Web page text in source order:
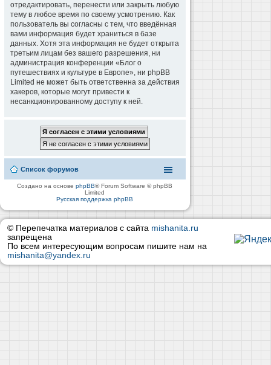
отредактировать, перенести или закрыть любую
тему в любое время по своему усмотрению. Как
пользователь вы согласны с тем, что введённая
вами информация будет храниться в базе
данных. Хотя эта информация не будет открыта
третьим лицам без вашего разрешения, ни
администрация конференции «Блог о
путешествиях и культуре в Европе», ни phpBB
Limited не может быть ответственна за действия
хакеров, которые могут привести к
несанкционированному доступу к ней.
Список форумов
Создано на основеphpBB® Forum Software © phpBB
Limited
Русская поддержка phpBB
© Перепечатка материалов с сайта mishanita.ru
запрещена
По всем интересующим вопросам пишите нам на
mishanita@yandex.ru